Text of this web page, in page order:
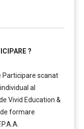
?
Participare scanat
al
Vivid Education &
formare